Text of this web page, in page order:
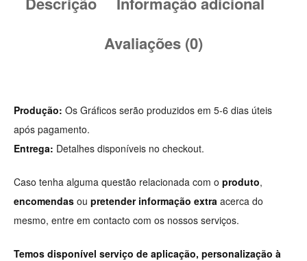
Avaliações (0)
Produção: Os Gráficos serão produzidos em 5-6 dias úteis
após pagamento.
Entrega: Detalhes disponíveis no checkout.
Caso tenha alguma questão relacionada com o produto,
encomendas ou pretender informação extra acerca do
mesmo, entre em contacto com os nossos serviços.
Temos disponível serviço de aplicação, personalização à